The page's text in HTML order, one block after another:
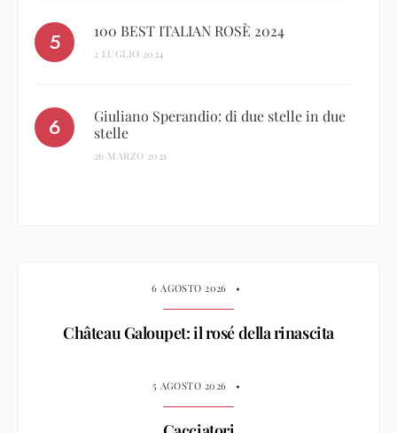
100 BEST ITALIAN ROSÈ 2024
2 LUGLIO 2024
Giuliano Sperandio: di due stelle in due
stelle
26 MARZO 2021
6 AGOSTO 2026 •
Château Galoupet: il rosé della rinascita
5 AGOSTO 2026 •